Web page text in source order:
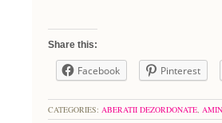
Share this:
Facebook Pinterest
CATEGORIES: ABERATII DEZORDONATE,